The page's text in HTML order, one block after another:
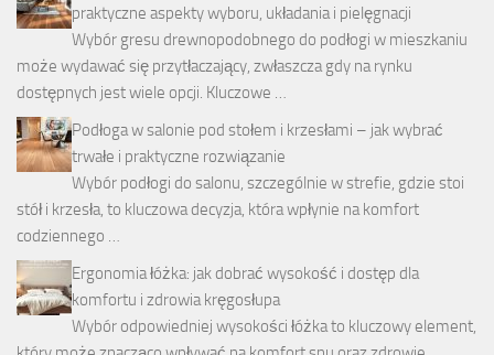
praktyczne aspekty wyboru, układania i pielęgnacji
Wybór gresu drewnopodobnego do podłogi w mieszkaniu
może wydawać się przytłaczający, zwłaszcza gdy na rynku
dostępnych jest wiele opcji. Kluczowe …
Podłoga w salonie pod stołem i krzesłami – jak wybrać
trwałe i praktyczne rozwiązanie
Wybór podłogi do salonu, szczególnie w strefie, gdzie stoi
stół i krzesła, to kluczowa decyzja, która wpłynie na komfort
codziennego …
Ergonomia łóżka: jak dobrać wysokość i dostęp dla
komfortu i zdrowia kręgosłupa
Wybór odpowiedniej wysokości łóżka to kluczowy element,